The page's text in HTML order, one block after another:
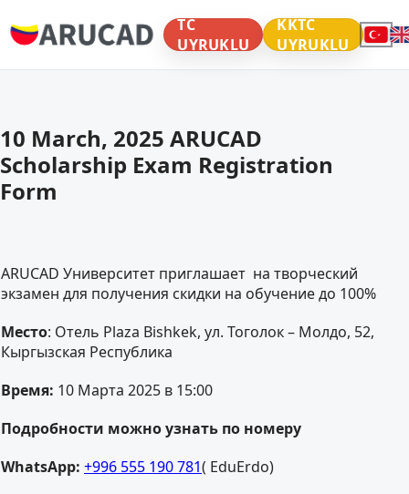
TC
UYRUKLU
KKTC
UYRUKLU
10 March, 2025 ARUCAD
Scholarship Exam Registration
Form
ARUCAD Университет приглашает на творческий
экзамен для получения скидки на обучение до 100%
Место: Отель Plaza Bishkek, ул. Тоголок – Молдо, 52,
Кыргызская Республика
Время: 10 Марта 2025 в 15:00
Подробности можно узнать по номеру
WhatsApp: +996 555 190 781( EduErdo)